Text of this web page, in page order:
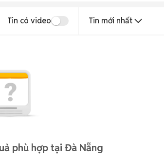
Tin có video Tin mới nhất
phù hợp tại Đà Nẵng